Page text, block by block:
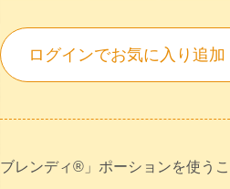
ログインでお気に入り追加
ブレンディ®」ポーションを使う